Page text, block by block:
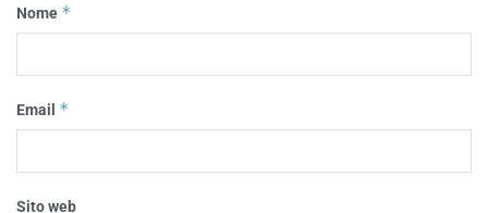
Nome *
Email *
Sito web